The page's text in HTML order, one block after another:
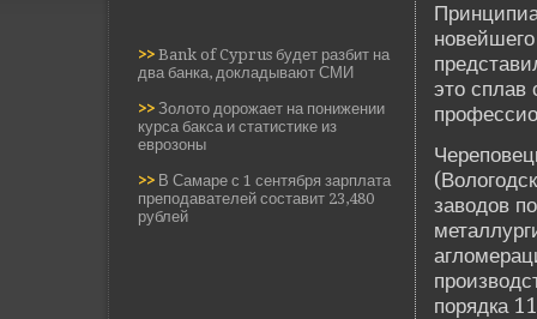
>> Bank of Cyprus будет разбит на
два банка, докладывают СМИ
>> Золото дорожает на понижении
курса бакса и статистике из
еврозоны
>> В Самаре с 1 сентября зарплата
преподавателей составит 23,480
рублей
это сплав
заводов
порядка